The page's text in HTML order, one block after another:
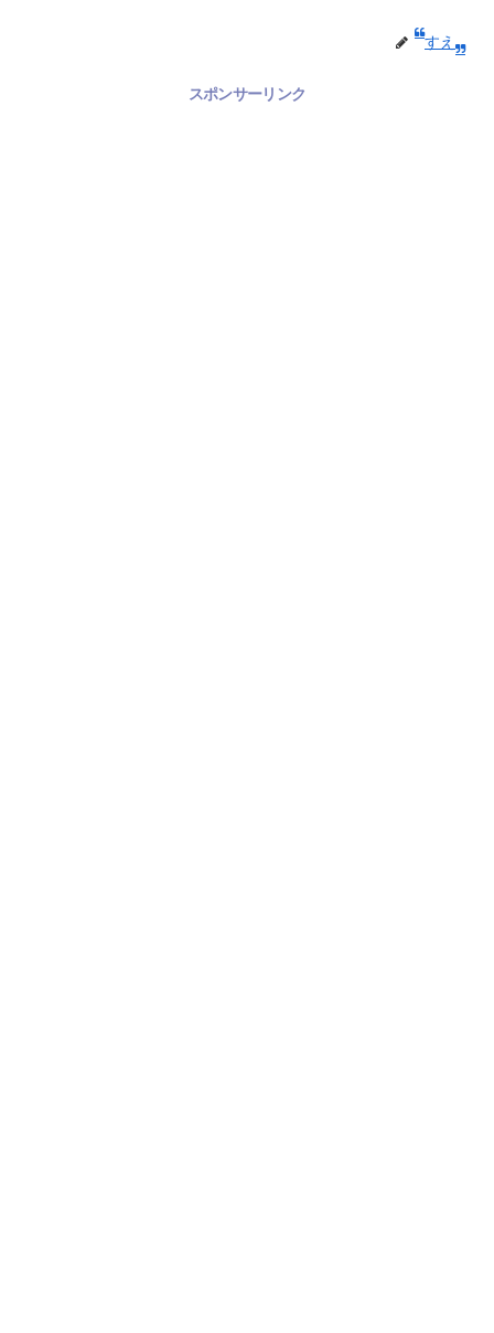
すえ
スポンサーリンク